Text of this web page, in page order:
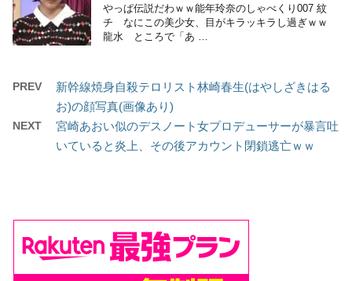
やっぱ伝説だわｗｗ能年玲奈のしゃべくり007 紋
チ なにこの美少女、目がキラッキラし過ぎｗｗ
龍水 ところで「あ …
PREV
新幹線焼身自殺テロリスト林崎春生(はやしざきはる
お)の顔写真(画像あり)
NEXT
宮崎あおい似のデスノート女プロデューサーが暴言吐
いていると炎上、その後アカウント閉鎖逃亡ｗｗ